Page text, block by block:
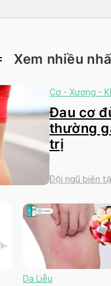
Xem nhiều
Cơ - Xương -
Đau cơ
thường
trị
Đội ngũ biên
Da Liễu